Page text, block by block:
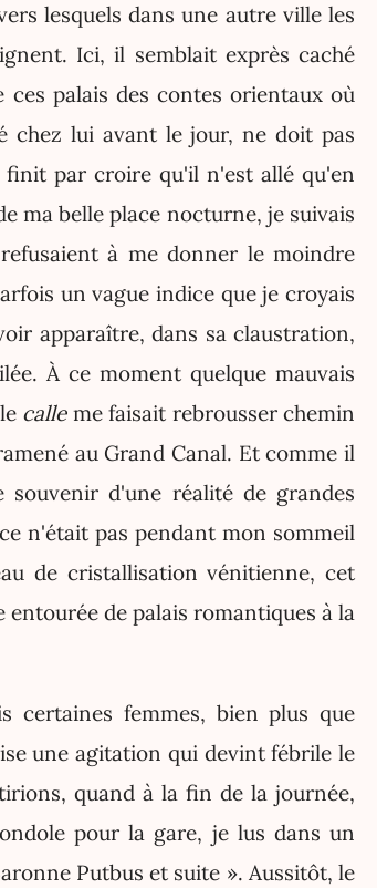
lesquels dans une autre ville les
Ici, il semblait exprès caché
palais des contes orientaux où
chez lui avant le jour, ne doit pas
par croire qu'il n'est allé qu'en
ma belle place nocturne, je suivais
à me donner le moindre
un vague indice que je croyais
apparaître, dans sa claustration,
À ce moment quelque mauvais
calleme faisait rebrousser chemin
au Grand Canal. Et comme il
d'une réalité de grandes
n'était pas pendant mon sommeil
de cristallisation vénitienne, cet
de palais romantiques à la
certaines femmes, bien plus que
une agitation qui devint fébrile le
quand à la fin de la journée,
pour la gare, je lus dans un
Putbus et suite ». Aussitôt, le